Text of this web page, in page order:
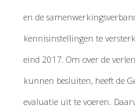
en de
kennisinstellingen te
eind 2017. Om over de
kunnen besluiten, heeft de
evaluatie uit te voeren.